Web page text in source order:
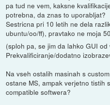
pa tud ne vem, kaksne
potrebna, da znas to uporabljat?
Sestricna pri 10 letih ne dela
ubuntu/oo/ff), pravtako ne moja
(sploh pa, se jim da lahko GUI
Prekvalificiranje/dodatno
Na vseh ostalih masinah s
ostane MS, ampak verjetno tistih
compatible softwera?